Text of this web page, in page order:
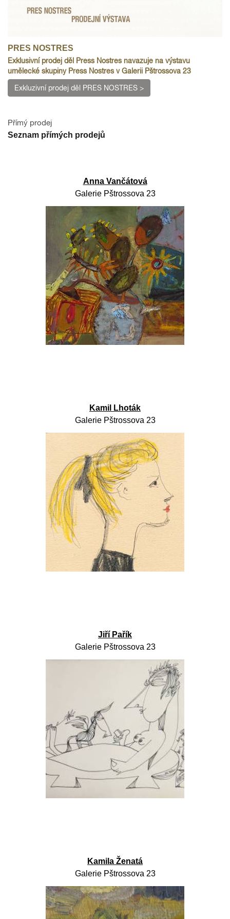
PRES NOSTRES
Exklusivní prodej děl Press Nostres navazuje na výstavu
umělecké skupiny Press Nostres v Galerii Pštrossova 23
Exkluzivní prodej děl PRES NOSTRES >
Přímý prodej
Seznam přímých prodejů
Anna Vančátová
Galerie Pštrossova 23
Kamil Lhoták
Galerie Pštrossova 23
Jiří Pařík
Galerie Pštrossova 23
Kamila Ženatá
Galerie Pštrossova 23